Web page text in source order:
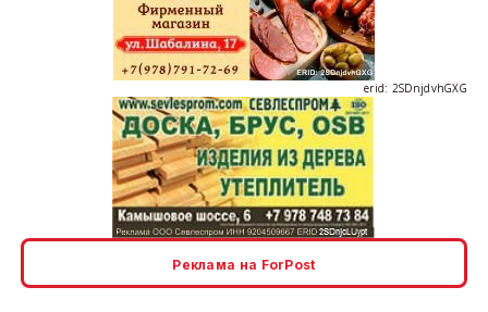
erid: 2SDnjdvhGXG
erid: 2SDnjcLUypt
Реклама на ForPost